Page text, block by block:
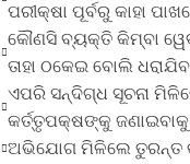
ପରୀକ୍ଷା ପୂର୍ବରୁ କାହା
କୌଣସି ବ୍ୟକ୍ତି କିମ୍ବା
ତାହା ଠକେଇ ବୋଲି
ଏପରି ସନ୍ଦିଗ୍ଧ ସୂଚନା
କର୍ତ୍ତୃପକ୍ଷଙ୍କୁ
ଅଭିଯୋଗ ମିଳିଲେ ତୁରନ୍ତ